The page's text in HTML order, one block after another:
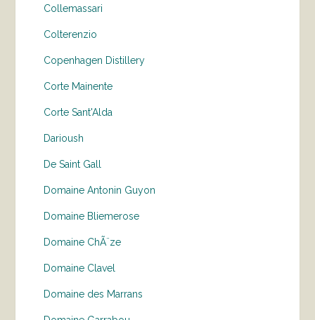
Collemassari
Colterenzio
Copenhagen Distillery
Corte Mainente
Corte Sant'Alda
Darioush
De Saint Gall
Domaine Antonin Guyon
Domaine Bliemerose
Domaine ChÃ¨ze
Domaine Clavel
Domaine des Marrans